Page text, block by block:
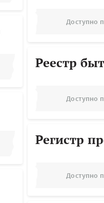
Доступно
Реестр
Доступно
Регистр
Доступно